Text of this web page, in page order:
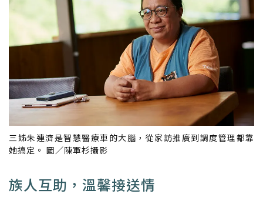
三姊朱連濟是智慧醫療車的大腦，從家訪推廣到調度管理都靠
她搞定。 圖／陳軍杉攝影
族人互助，溫馨接送情